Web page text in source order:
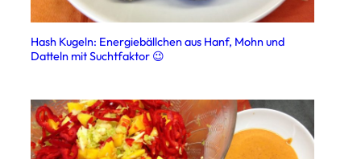
Hash Kugeln: Energiebällchen aus Hanf, Mohn und
Datteln mit Suchtfaktor 😉